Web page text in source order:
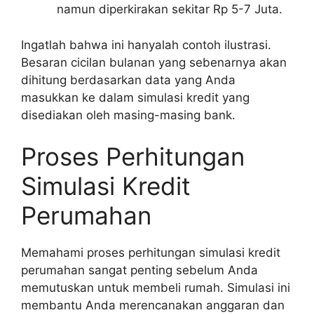
namun diperkirakan sekitar Rp 5-7 Juta.
Ingatlah bahwa ini hanyalah contoh ilustrasi.
Besaran cicilan bulanan yang sebenarnya akan
dihitung berdasarkan data yang Anda
masukkan ke dalam simulasi kredit yang
disediakan oleh masing-masing bank.
Proses Perhitungan
Simulasi Kredit
Perumahan
Memahami proses perhitungan simulasi kredit
perumahan sangat penting sebelum Anda
memutuskan untuk membeli rumah. Simulasi ini
membantu Anda merencanakan anggaran dan